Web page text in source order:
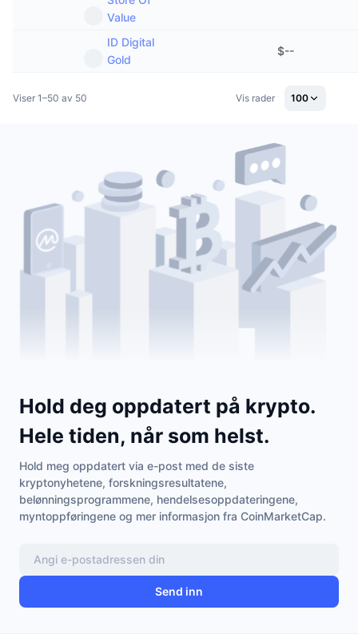
Value
ID Digital
Gold
$--
Viser 1–50 av 50 Vis rader 100
Hold deg oppdatert på krypto.
Hele tiden, når som helst.
Hold meg oppdatert via e-post med de siste
kryptonyhetene, forskningsresultatene,
belønningsprogrammene, hendelsesoppdateringene,
myntoppføringene og mer informasjon fra CoinMarketCap.
Send inn